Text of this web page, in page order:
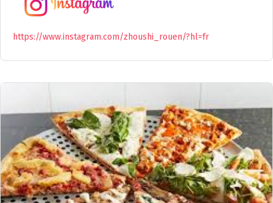
https://www.instagram.com/zhoushi_rouen/?hl=fr